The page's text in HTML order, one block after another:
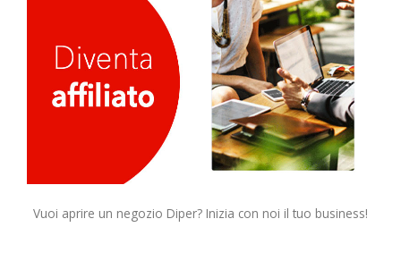
Vuoi aprire un negozio Diper? Inizia con noi il tuo business!